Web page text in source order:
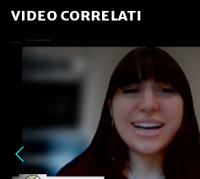
VIDEO CORRELATI